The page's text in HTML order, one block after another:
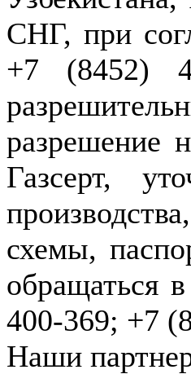
СНГ, при
+7 (8452)
разрешение
Газсерт,
схемы,
обращаться
400-369; +7
Наши